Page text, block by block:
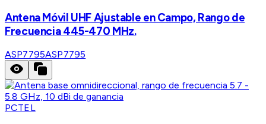
Antena Móvil UHF Ajustable en Campo, Rango de
Frecuencia 445-470 MHz.
ASP7795ASP7795
PCTEL